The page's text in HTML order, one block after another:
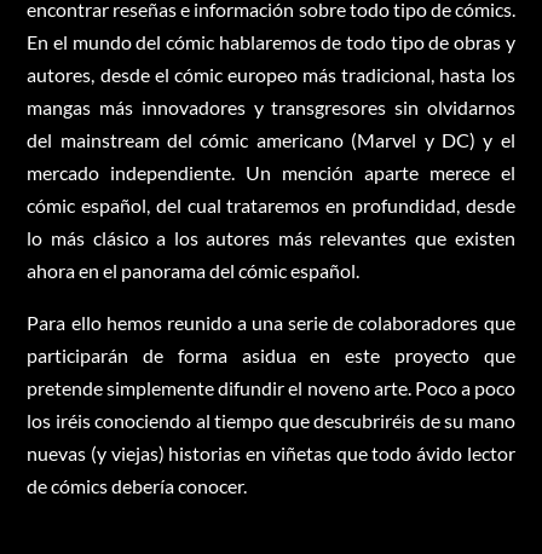
encontrar reseñas e información sobre todo tipo de cómics.
En el mundo del cómic hablaremos de todo tipo de obras y
autores, desde el cómic europeo más tradicional, hasta los
mangas más innovadores y transgresores sin olvidarnos
del mainstream del cómic americano (Marvel y DC) y el
mercado independiente. Un mención aparte merece el
cómic español, del cual trataremos en profundidad, desde
lo más clásico a los autores más relevantes que existen
ahora en el panorama del cómic español.
Para ello hemos reunido a una serie de colaboradores que
participarán de forma asidua en este proyecto que
pretende simplemente difundir el noveno arte. Poco a poco
los iréis conociendo al tiempo que descubriréis de su mano
nuevas (y viejas) historias en viñetas que todo ávido lector
de cómics debería conocer.